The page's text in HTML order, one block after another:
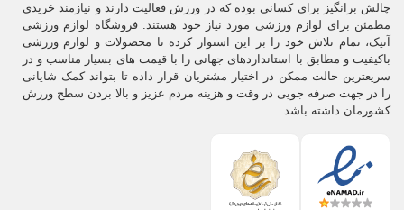
چالش برانگیز برای کسانی بوده که در ورزش فعالیت دارند و نیازمند خریدی
مطمئن برای لوازم ورزشی مورد نیاز خود هستند. فروشگاه لوازم ورزشی
آنیک، تمام تلاش خود را بر این استوار کرده تا محصولات و لوازم ورزشی
باکیفیت و مطابق با استانداردهای جهانی را با قیمت های بسیار مناسب و در
سریعترین حالت ممکن در اختیار مشتریان قرار داده تا بتواند کمک شایانی
را در جهت صرفه جویی در وقت و هزینه مردم عزیز و بالا بردن سطح ورزش
کشورمان داشته باشد.